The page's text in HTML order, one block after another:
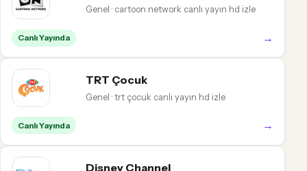
Genel · cartoon network canlı yayın hd izle
Canlı Yayında →
TRT Çocuk
Genel · trt çocuk canlı yayın hd izle
Canlı Yayında →
Disney Channel